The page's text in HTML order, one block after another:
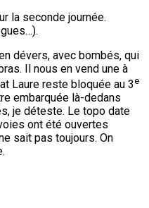
la seconde journée.
dévers, avec bombés, qui
Il nous en vend une à
Laure reste bloquée au 3e
embarquée là-dedans
je déteste. Le topo date
ont été ouvertes
sait pas toujours. On